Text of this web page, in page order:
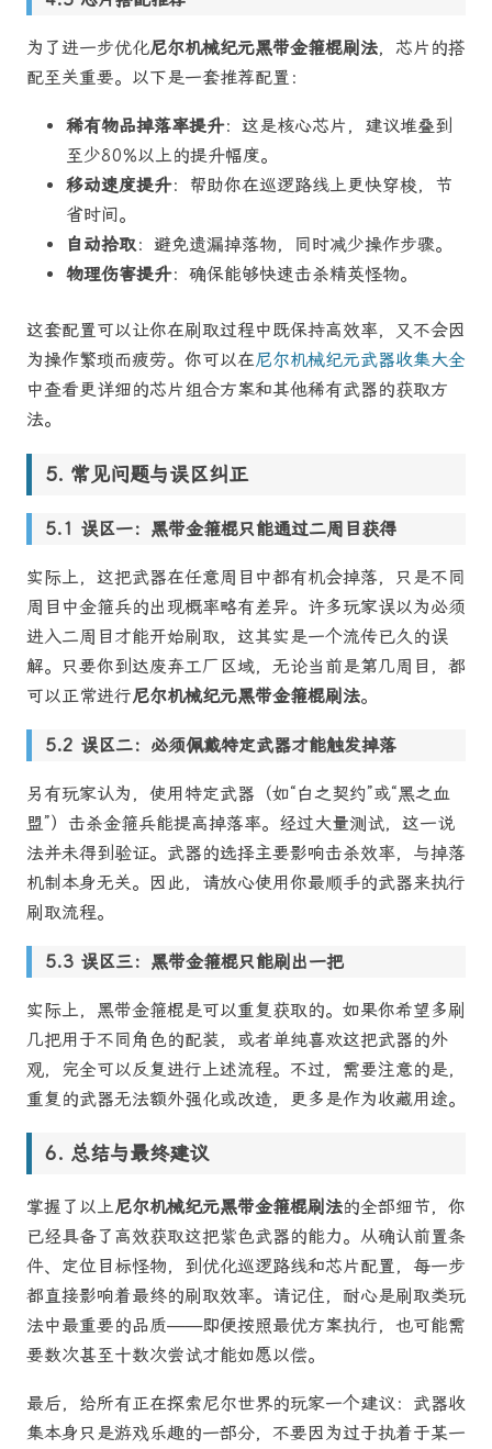
为了进一步优化尼尔机械纪元黑带金箍棍刷法，芯片的搭
配至关重要。以下是一套推荐配置：
稀有物品掉落率提升：这是核心芯片，建议堆叠到
至少80%以上的提升幅度。
移动速度提升：帮助你在巡逻路线上更快穿梭，节
省时间。
自动拾取：避免遗漏掉落物，同时减少操作步骤。
物理伤害提升：确保能够快速击杀精英怪物。
这套配置可以让你在刷取过程中既保持高效率，又不会因
为操作繁琐而疲劳。你可以在尼尔机械纪元武器收集大全
中查看更详细的芯片组合方案和其他稀有武器的获取方
法。
常见问题与误区纠正
误区一：黑带金箍棍只能通过二周目获得
实际上，这把武器在任意周目中都有机会掉落，只是不同
周目中金箍兵的出现概率略有差异。许多玩家误以为必须
进入二周目才能开始刷取，这其实是一个流传已久的误
解。只要你到达废弃工厂区域，无论当前是第几周目，都
可以正常进行尼尔机械纪元黑带金箍棍刷法。
误区二：必须佩戴特定武器才能触发掉落
另有玩家认为，使用特定武器（如“白之契约”或“黑之血
盟”）击杀金箍兵能提高掉落率。经过大量测试，这一说
法并未得到验证。武器的选择主要影响击杀效率，与掉落
机制本身无关。因此，请放心使用你最顺手的武器来执行
刷取流程。
误区三：黑带金箍棍只能刷出一把
实际上，黑带金箍棍是可以重复获取的。如果你希望多刷
几把用于不同角色的配装，或者单纯喜欢这把武器的外
观，完全可以反复进行上述流程。不过，需要注意的是，
重复的武器无法额外强化或改造，更多是作为收藏用途。
总结与最终建议
掌握了以上尼尔机械纪元黑带金箍棍刷法的全部细节，你
已经具备了高效获取这把紫色武器的能力。从确认前置条
件、定位目标怪物，到优化巡逻路线和芯片配置，每一步
都直接影响着最终的刷取效率。请记住，耐心是刷取类玩
法中最重要的品质——即便按照最优方案执行，也可能需
要数次甚至十数次尝试才能如愿以偿。
最后，给所有正在探索尼尔世界的玩家一个建议：武器收
集本身只是游戏乐趣的一部分，不要因为过于执着于某一